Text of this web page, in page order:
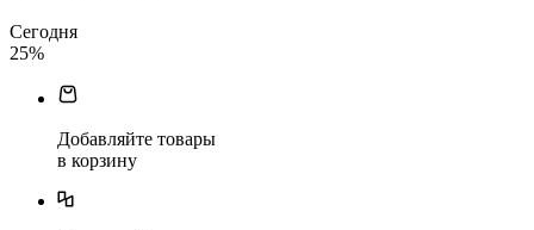
Сегодня
25%
Добавляйте товары
в корзину